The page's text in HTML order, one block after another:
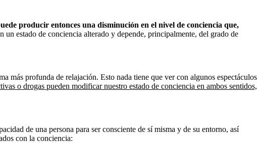
producir entonces una disminución en el nivel de conciencia que,
un estado de conciencia alterado y depende, principalmente, del grado de
más profunda de relajación. Esto nada tiene que ver con algunos espectáculos
o drogas pueden modificar nuestro estado de conciencia en ambos sentidos,
de una persona para ser consciente de sí misma y de su entorno, así
con la conciencia: